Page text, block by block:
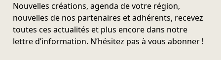
Nouvelles créations, agenda de votre région,
nouvelles de nos partenaires et adhérents, recevez
toutes ces actualités et plus encore dans notre
lettre d’information. N’hésitez pas à vous abonner !